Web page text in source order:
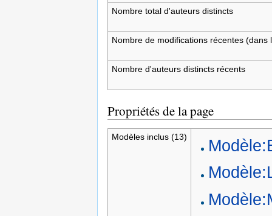
Nombre total d'auteurs distincts
Nombre de modifications récentes (dans
Nombre d'auteurs distincts récents
Propriétés de la page
Modèles inclus (13)